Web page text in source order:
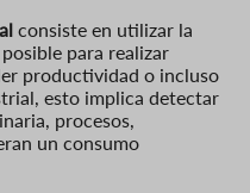
consiste en utilizar la
para realizar
productividad o incluso
esto implica detectar
procesos,
un consumo